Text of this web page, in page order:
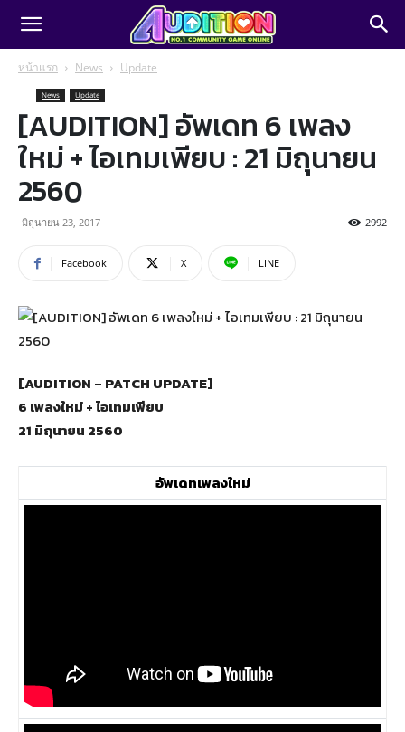
หน้าแรก News Update
News Update
[AUDITION] อัพเดท 6 เพลง
ใหม่ + ไอเทมเพียบ : 21 มิถุนายน
2560
มิถุนายน 23, 2017 2992
Facebook X LINE
[AUDITION – PATCH UPDATE]
6 เพลงใหม่ + ไอเทมเพียบ
21 มิถุนายน 2560
อัพเดทเพลงใหม่